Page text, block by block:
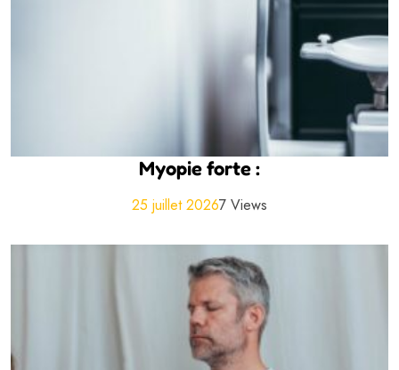
Myopie forte :
25 juillet 20267 Views